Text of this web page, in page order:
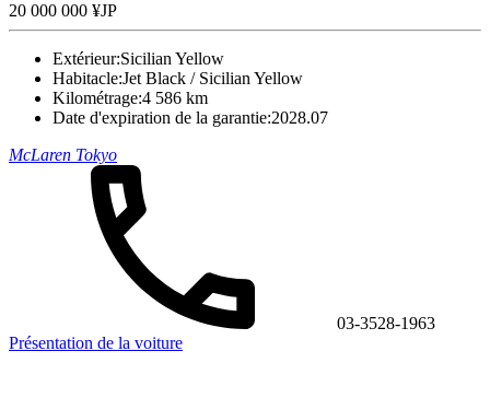
20 000 000 ¥JP
Extérieur:Sicilian Yellow
Habitacle:Jet Black / Sicilian Yellow
Kilométrage:4 586 km
Date d'expiration de la garantie:2028.07
McLaren Tokyo
03-3528-1963
Présentation de la voiture